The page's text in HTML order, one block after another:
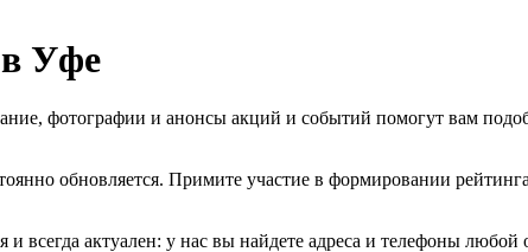
Уфе
фотографии и анонсы акций и событий помогут вам
обновляется. Примите участие в формировании
и всегда актуален: у нас вы найдете адреса и телефоны